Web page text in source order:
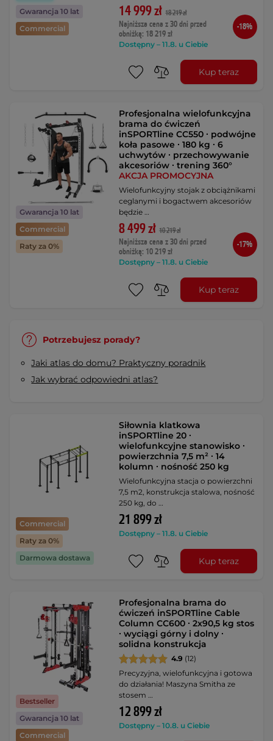
Gwarancja 10 lat
Commercial
14 999 zł 18 219 zł
Najniższa cena z 30 dni przed
obniżką: 18 219 zł
Dostępny – 11.8. u Ciebie
-18%
Kup teraz
Gwarancja 10 lat
Commercial
Raty za 0%
Profesjonalna wielofunkcyjna
brama do ćwiczeń
inSPORTline CC550 ∙ podwójne
koła pasowe ∙ 180 kg ∙ 6
uchwytów ∙ przechowywanie
akcesoriów ∙ trening 360°
AKCJA PROMOCYJNA
Wielofunkcyjny stojak z obciążnikami
ceglanymi i bogactwem akcesoriów
będzie …
8 499 zł 10 219 zł
Najniższa cena z 30 dni przed
obniżką: 10 219 zł
Dostępny – 11.8. u Ciebie
-17%
Kup teraz
Potrzebujesz porady?
Jaki atlas do domu? Praktyczny poradnik
Jak wybrać odpowiedni atlas?
Commercial
Raty za 0%
Darmowa dostawa
Siłownia klatkowa
inSPORTline 20 ∙
wielofunkcyjne stanowisko ∙
powierzchnia 7,5 m² ∙ 14
kolumn ∙ nośność 250 kg
Wielofunkcyjna stacja o powierzchni
7,5 m2, konstrukcja stalowa, nośność
250 kg, do …
21 899 zł
Dostępny – 11.8. u Ciebie
Kup teraz
Bestseller
Gwarancja 10 lat
Commercial
Profesjonalna brama do
ćwiczeń inSPORTline Cable
Column CC600 ∙ 2x90,5 kg stos
∙ wyciągi górny i dolny ∙
solidna konstrukcja
4.9 (12)
Precyzyjna, wielofunkcyjna i gotowa
do działania! Maszyna Smitha ze
stosem …
12 899 zł
Dostępny – 10.8. u Ciebie